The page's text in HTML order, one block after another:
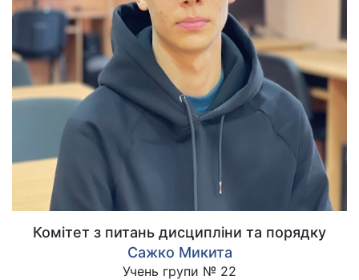
Комітет з питань дисципліни та порядку
Сажко Микита
Учень групи № 22